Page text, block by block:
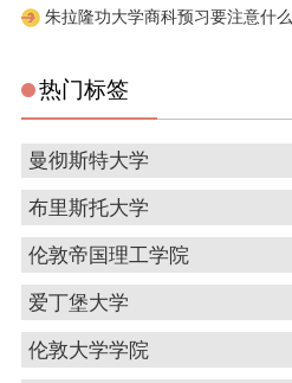
朱拉隆功大学商科预习要注意什么
热门标签
曼彻斯特大学
布里斯托大学
伦敦帝国理工学院
爱丁堡大学
伦敦大学学院